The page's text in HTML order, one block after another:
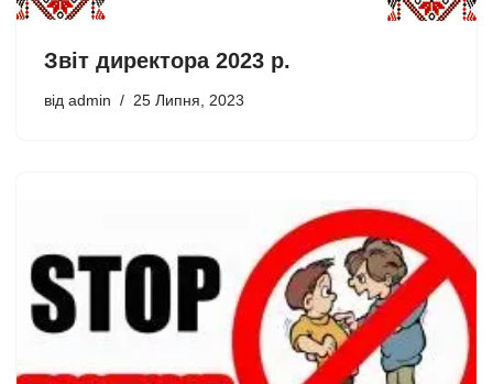
Звіт директора 2023 р.
від admin 25 Липня, 2023